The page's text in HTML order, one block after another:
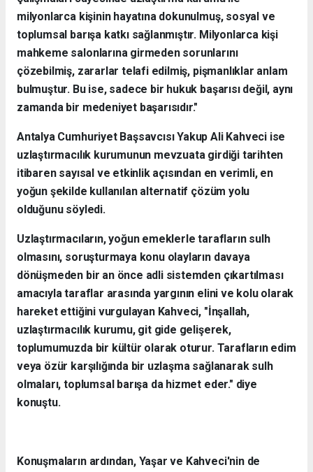
milyonlarca kişinin hayatına dokunulmuş, sosyal ve
toplumsal barışa katkı sağlanmıştır. Milyonlarca kişi
mahkeme salonlarına girmeden sorunlarını
çözebilmiş, zararlar telafi edilmiş, pişmanlıklar anlam
bulmuştur. Bu ise, sadece bir hukuk başarısı değil, aynı
zamanda bir medeniyet başarısıdır."
Antalya Cumhuriyet Başsavcısı Yakup Ali Kahveci ise
uzlaştırmacılık kurumunun mevzuata girdiği tarihten
itibaren sayısal ve etkinlik açısından en verimli, en
yoğun şekilde kullanılan alternatif çözüm yolu
olduğunu söyledi.
Uzlaştırmacıların, yoğun emeklerle tarafların sulh
olmasını, soruşturmaya konu olayların davaya
dönüşmeden bir an önce adli sistemden çıkartılması
amacıyla taraflar arasında yargının elini ve kolu olarak
hareket ettiğini vurgulayan Kahveci, "İnşallah,
uzlaştırmacılık kurumu, git gide gelişerek,
toplumumuzda bir kültür olarak oturur. Tarafların edim
veya özür karşılığında bir uzlaşma sağlanarak sulh
olmaları, toplumsal barışa da hizmet eder." diye
konuştu.
Konuşmaların ardından, Yaşar ve Kahveci'nin de